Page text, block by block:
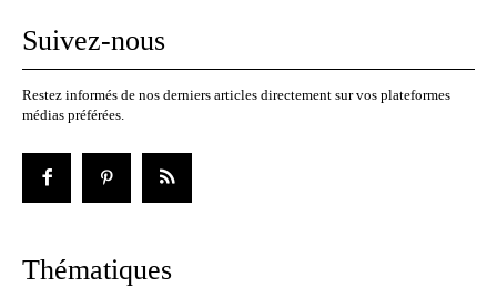
Suivez-nous
Restez informés de nos derniers articles directement sur vos plateformes
médias préférées.
Thématiques